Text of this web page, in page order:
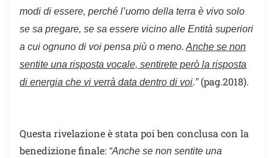
modi di essere, perché l’uomo della terra è vivo solo
se sa pregare, se sa essere vicino alle Entità superiori
a cui ognuno di voi pensa più o meno. Anche se non
sentite una risposta vocale, sentirete però la risposta
di energia che vi verrà data dentro di voi.” (pag.2018).
Questa rivelazione è stata poi ben conclusa con la
benedizione finale: “Anche se non sentite una